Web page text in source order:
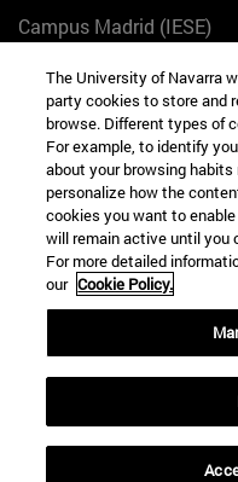
Campus Madrid (IESE)
+34 912 11 30 00
Campus Nueva York
165 W 57th St 10019-
+1 646 346 8850
Campus Munich (IESE)
Maria-Theresia-Straße
+49 89 24209790
Campus Sao Paulo (IESE)
Rua Martiniano de
The University of Navarra
party cookies to store and
browse. Different types of
For example, to identify
about your browsing
personalize how the
cookies you want to
will remain active until you
For more detailed
our Cookie Policy.